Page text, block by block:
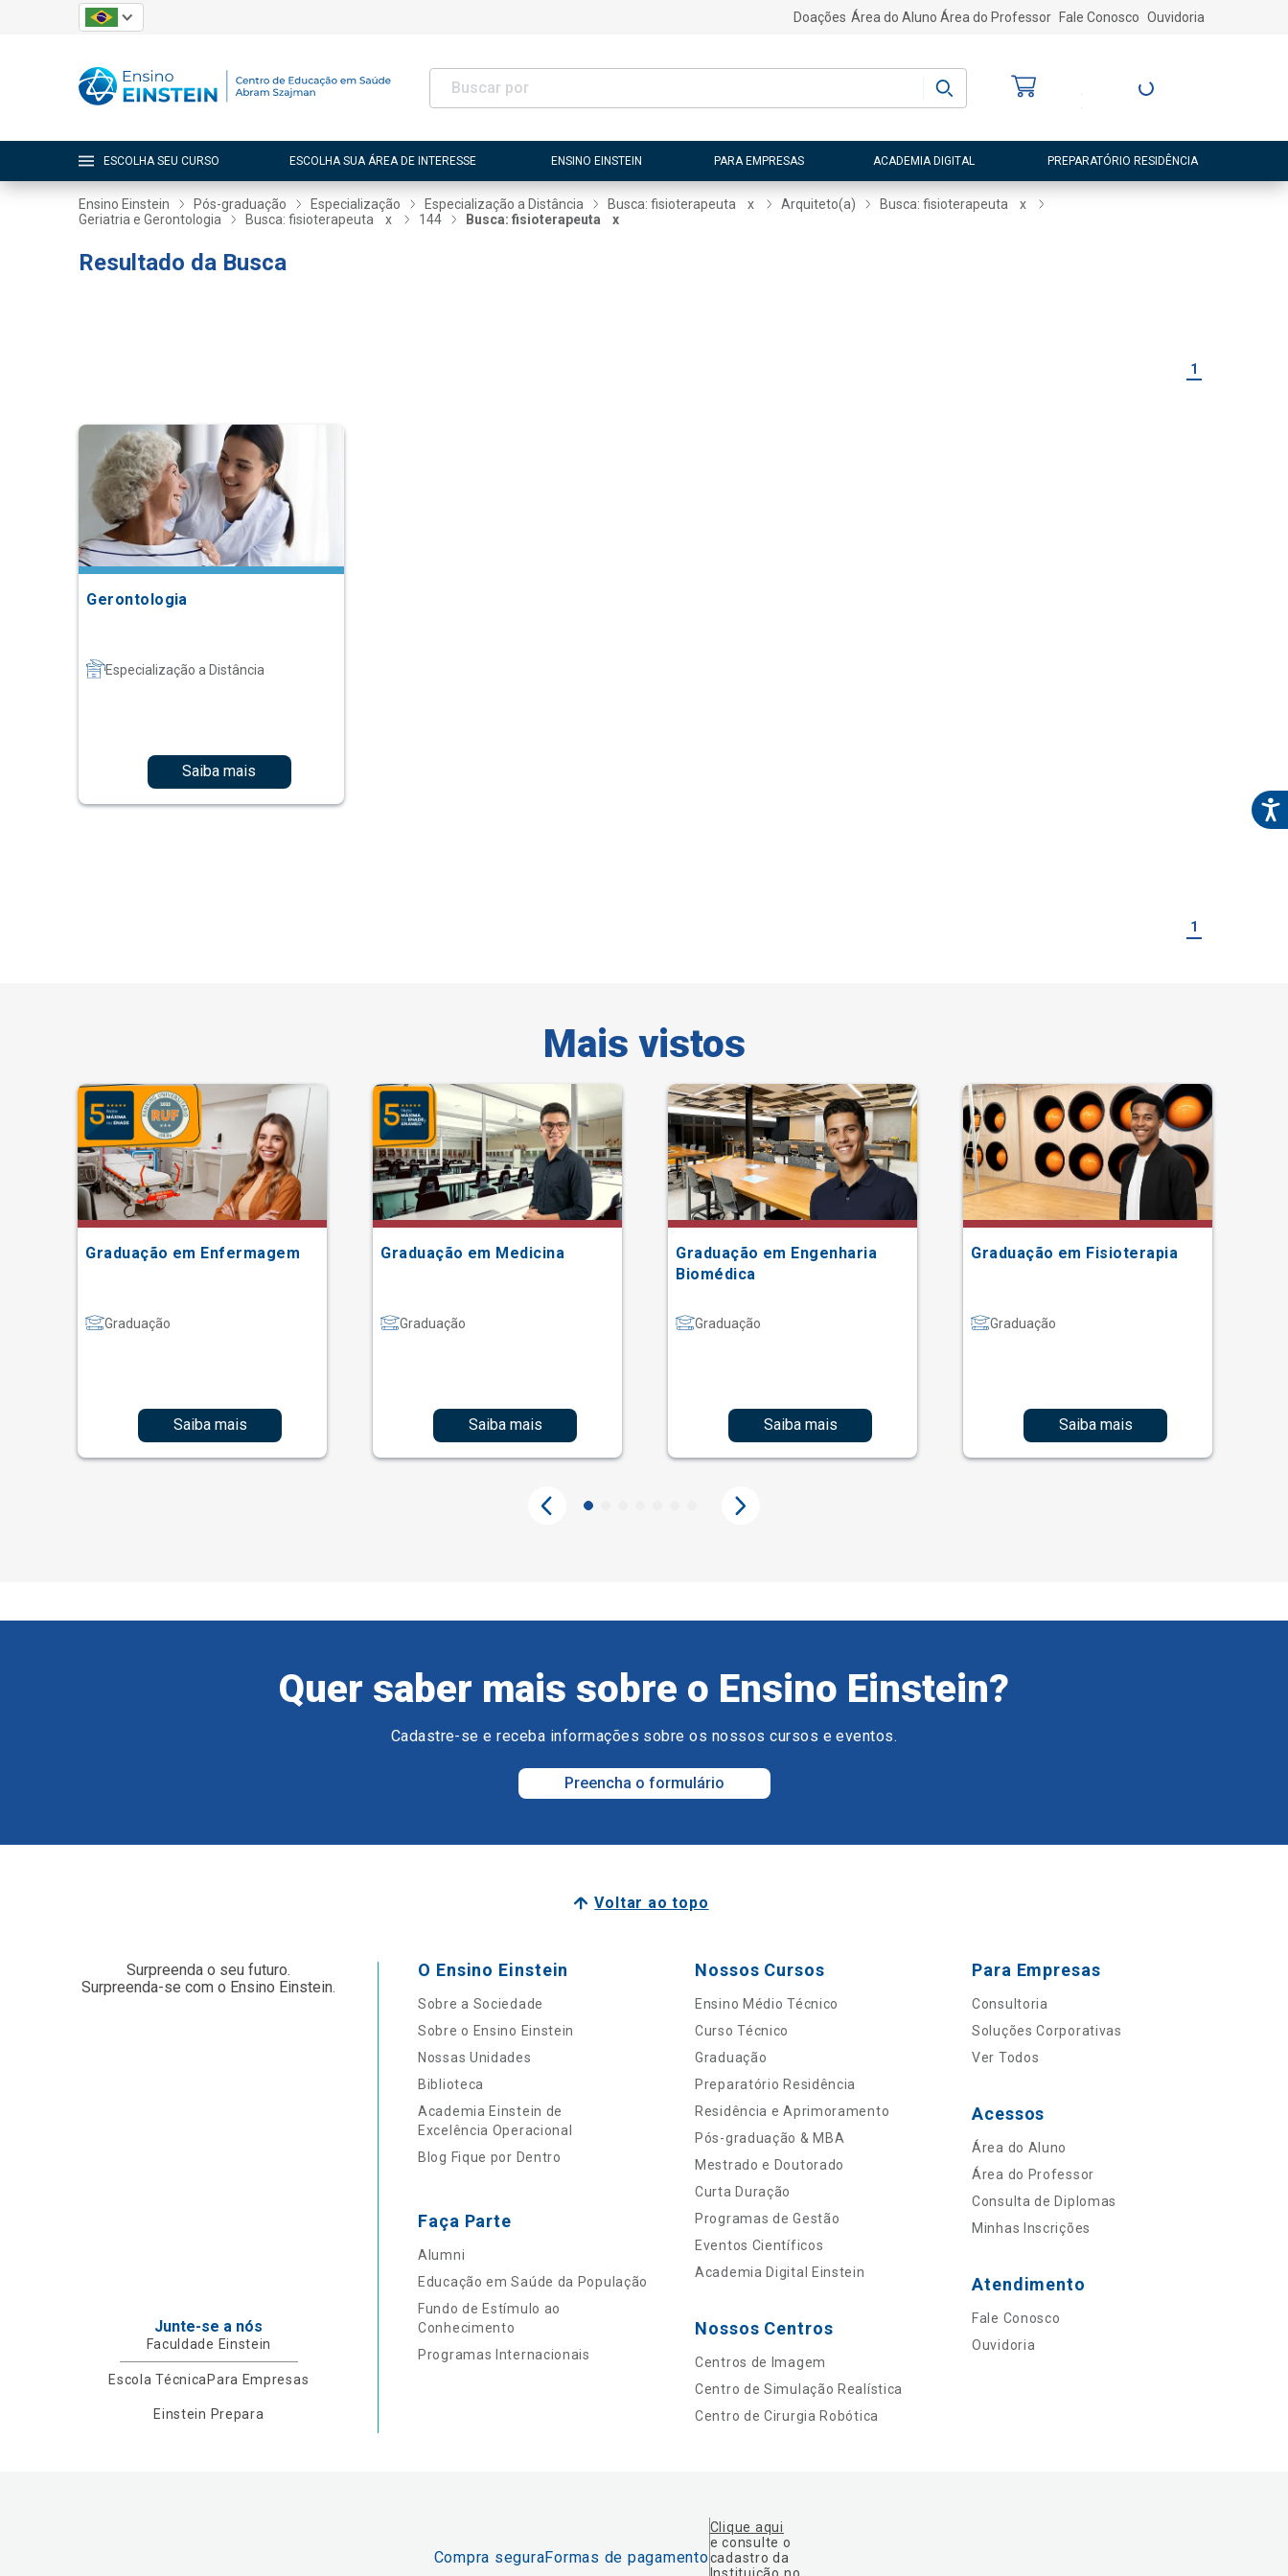
Doações Área do Aluno Área do Professor Fale Conosco Ouvidoria
Entre ou Cadastre-
ESCOLHA SEU CURSO ESCOLHA SUA ÁREA DE INTERESSE ENSINO EINSTEIN PARA EMPRESAS ACADEMIA DIGITAL PREPARATÓRIO RESIDÊNCIA
Ensino Einstein Pós-graduação Especialização Especialização a Distância Busca: fisioterapeuta x Arquiteto(a) Busca: fisioterapeuta
x
Geriatria e Gerontologia
Busca: fisioterapeuta x 144 Busca: fisioterapeuta x
Resultado da Busca
1
Gerontologia
Especialização a Distância
Saiba mais
1
Mais vistos
Graduação em Enfermagem
Graduação
Saiba mais
Graduação em Medicina
Graduação
Saiba mais
Graduação em Engenharia
Biomédica
Graduação
Saiba mais
Graduação em Fisioterapia
Graduação
Saiba mais
Quer saber mais sobre o Ensino Einstein?
Cadastre-se e receba informações sobre os nossos cursos e eventos.
Preencha o formulário
Voltar ao topo
Surpreenda o seu futuro.
Surpreenda-se com o Ensino Einstein.
Junte-se a nós
Faculdade Einstein
Escola Técnica Para Empresas
Einstein Prepara
O Ensino Einstein
Sobre a Sociedade
Sobre o Ensino Einstein
Nossas Unidades
Biblioteca
Academia Einstein de
Excelência Operacional
Blog Fique por Dentro
Faça Parte
Alumni
Educação em Saúde da População
Fundo de Estímulo ao
Conhecimento
Programas Internacionais
Nossos Cursos
Ensino Médio Técnico
Curso Técnico
Graduação
Preparatório Residência
Residência e Aprimoramento
Pós-graduação & MBA
Mestrado e Doutorado
Curta Duração
Programas de Gestão
Eventos Científicos
Academia Digital Einstein
Nossos Centros
Centros de Imagem
Centro de Simulação Realística
Centro de Cirurgia Robótica
Para Empresas
Consultoria
Soluções Corporativas
Ver Todos
Acessos
Área do Aluno
Área do Professor
Consulta de Diplomas
Minhas Inscrições
Atendimento
Fale Conosco
Ouvidoria
Compra seguraFormas de pagamento
Clique aqui
e consulte o
cadastro da